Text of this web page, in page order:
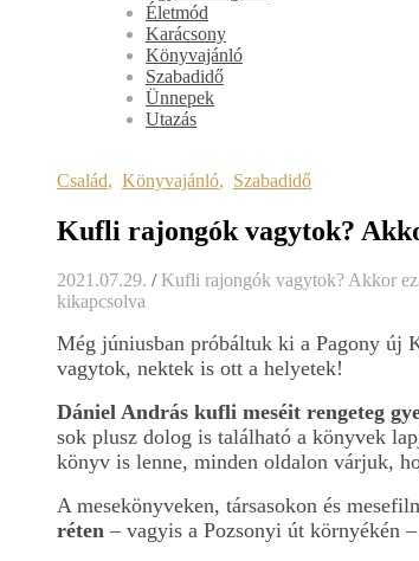
Életmód
Karácsony
Könyvajánló
Szabadidő
Ünnepek
Utazás
Család, Könyvajánló, Szabadidő
Kufli rajongók vagytok?
2021.07.29. / Kufli rajongók vagytok? Akkor
kikapcsolva
Még júniusban próbáltuk ki a Pagony új
vagytok, nektek is ott a helyetek!
Dániel András kufli meséit rengeteg
sok plusz dolog is található a könyvek
könyv is lenne, minden oldalon várjuk,
A mesekönyveken, társasokon és
réten – vagyis a Pozsonyi út környékén